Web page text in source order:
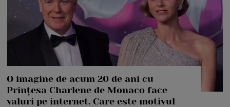
O imagine de acum 20 de ani cu
Prințesa Charlene de Monaco face
valuri pe internet. Care este motivul